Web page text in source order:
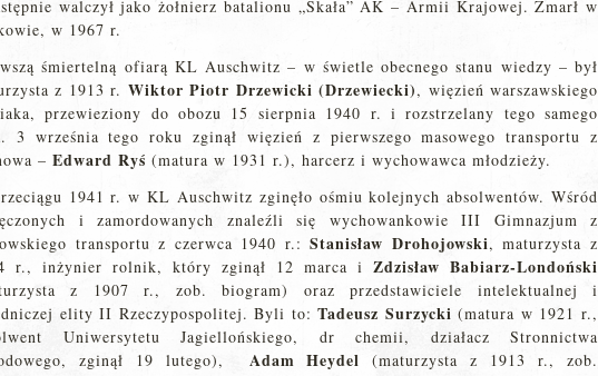
walczył jako żołnierz batalionu „Skała” AK – Armii Krajowej. Zmarł w
w 1967 r.
śmiertelną ofiarą KL Auschwitz – w świetle obecnego stanu wiedzy – był
z 1913 r. Wiktor Piotr Drzewicki (Drzewiecki), więzień warszawskiego
przewieziony do obozu 15 sierpnia 1940 r. i rozstrzelany tego samego
3 września tego roku zginął więzień z pierwszego masowego transportu z
– Edward Ryś (matura w 1931 r.), harcerz i wychowawca młodzieży.
1941 r. w KL Auschwitz zginęło ośmiu kolejnych absolwentów. Wśród
i zamordowanych znaleźli się wychowankowie III Gimnazjum z
transportu z czerwca 1940 r.:Stanisław Drohojowski, maturzysta z
r., inżynier rolnik, który zginął 12 marca i Zdzisław Babiarz-Londoński
z 1907 r., zob. biogram) oraz przedstawiciele intelektualnej i
elity II Rzeczypospolitej. Byli to:Tadeusz Surzycki (matura w 1921 r.,
Uniwersytetu Jagiellońskiego, dr chemii, działacz Stronnictwa
zginął 19 lutego),
Adam Heydel (maturzysta z 1913 r., zob.